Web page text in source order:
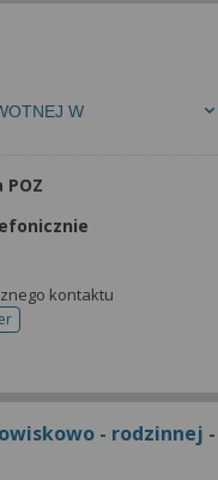
W
kontaktu
do rejestracji
- rodzinnej -